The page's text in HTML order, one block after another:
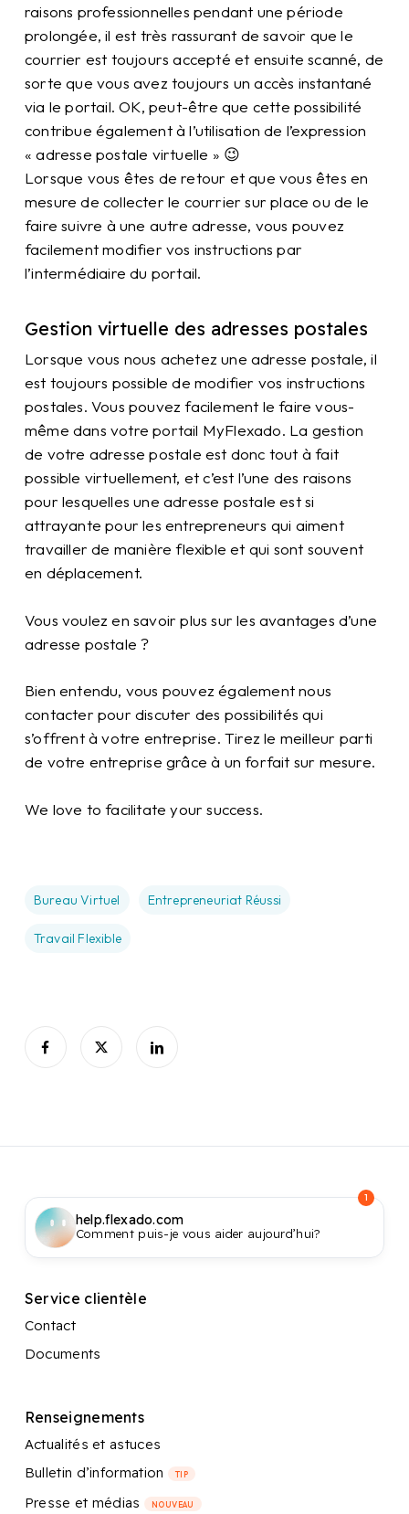
raisons professionnelles pendant une période
prolongée, il est très rassurant de savoir que le
courrier est toujours accepté et ensuite scanné, de
sorte que vous avez toujours un accès instantané
via le portail. OK, peut-être que cette possibilité
contribue également à l’utilisation de l’expression
« adresse postale virtuelle » 😉
Lorsque vous êtes de retour et que vous êtes en
mesure de collecter le courrier sur place ou de le
faire suivre à une autre adresse, vous pouvez
facilement modifier vos instructions par
l’intermédiaire du portail.
Gestion virtuelle des adresses postales
Lorsque vous nous achetez une adresse postale, il
est toujours possible de modifier vos instructions
postales. Vous pouvez facilement le faire vous-
même dans votre portail MyFlexado. La gestion
de votre adresse postale est donc tout à fait
possible virtuellement, et c’est l’une des raisons
pour lesquelles une adresse postale est si
attrayante pour les entrepreneurs qui aiment
travailler de manière flexible et qui sont souvent
en déplacement.
Vous voulez en savoir plus sur les avantages d’une
adresse postale ?
Bien entendu, vous pouvez également nous
contacter pour discuter des possibilités qui
s’offrent à votre entreprise. Tirez le meilleur parti
de votre entreprise grâce à un forfait sur mesure.
We love to facilitate your success.
Bureau Virtuel Entrepreneuriat Réussi
Travail Flexible
help.flexado.com
Comment puis-je vous aider aujourd’hui?
1
Service clientèle
Contact
Documents
Renseignements
Actualités et astuces
Bulletin d’information
TIP
Presse et médias NOUVEAU